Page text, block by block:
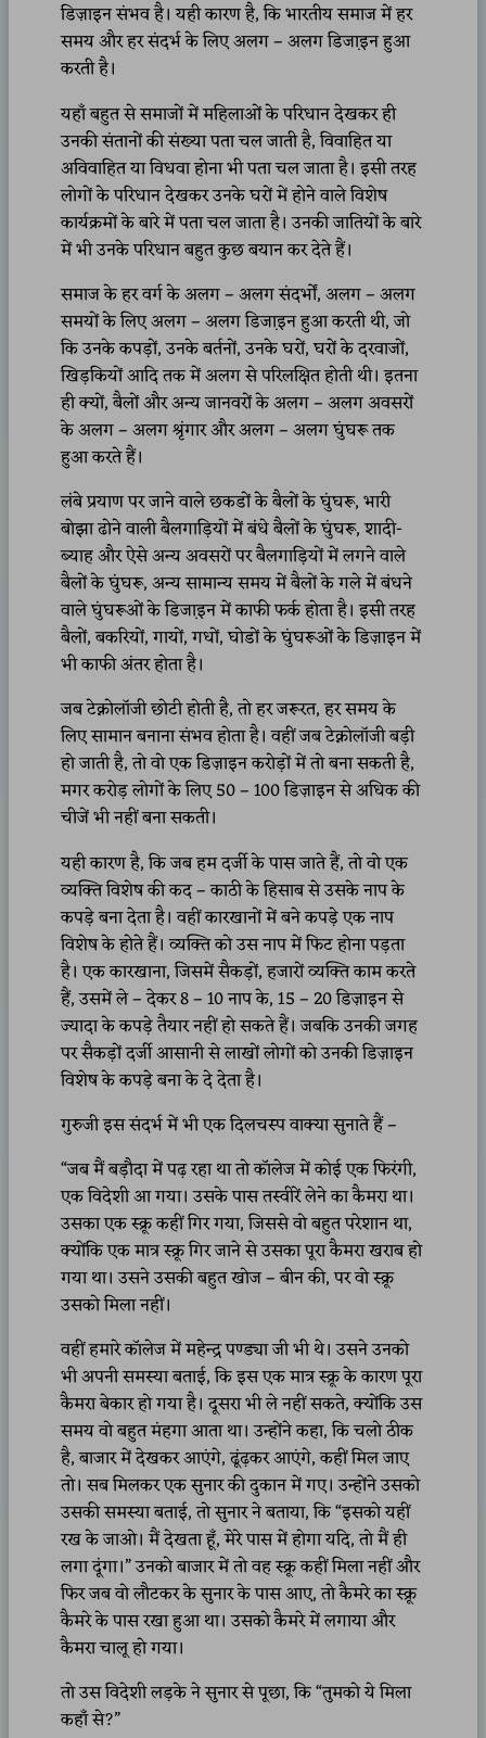
डिज़ाइन संभव है। यही कारण है, कि भारतीय समाज में हर
समय और हर संदर्भ के लिए अलग – अलग डिजा़इन हुआ
करती है।
यहाँ बहुत से समाजों में महिलाओं के परिधान देखकर ही
उनकी संतानों की संख्या पता चल जाती है, विवाहित या
अविवाहित या विधवा होना भी पता चल जाता है। इसी तरह
लोगों के परिधान देखकर उनके घरों में होने वाले विशेष
कार्यक्रमों के बारे में पता चल जाता है। उनकी जातियों के बारे
में भी उनके परिधान बहुत कुछ बयान कर देते हैं।
समाज के हर वर्ग के अलग – अलग संदर्भों, अलग – अलग
समयों के लिए अलग – अलग डिजा़इन हुआ करती थी, जो
कि उनके कपड़ों, उनके बर्तनों, उनके घरों, घरों के दरवाजों,
खिड़कियों आदि तक में अलग से परिलक्षित होती थी। इतना
ही क्यों, बैलों और अन्य जानवरों के अलग – अलग अवसरों
के अलग – अलग श्रृंगार और अलग – अलग घुंघरू तक
हुआ करते हैं।
लंबे प्रयाण पर जाने वाले छकडों के बैलों के घुंघरू, भारी
बोझा ढोने वाली बैलगाड़ियों में बंधे बैलों के घुंघरू, शादी-
ब्याह और ऐसे अन्य अवसरों पर बैलगाड़ियों में लगने वाले
बैलों के घुंघरू, अन्य सामान्य समय में बैलों के गले में बंधने
वाले घुंघरूओं के डिजा़इन में काफी फर्क होता है। इसी तरह
बैलों, बकरियों, गायों, गधों, घोडों के घुंघरूओं के डिज़ाइन में
भी काफी अंतर होता है।
जब टेक्नोलॉजी छोटी होती है, तो हर जरूरत, हर समय के
लिए सामान बनाना संभव होता है। वहीं जब टेक्नोलॉजी बड़ी
हो जाती है, तो वो एक डिज़ाइन करोड़ों में तो बना सकती है,
मगर करोड़ लोगों के लिए 50 – 100 डिज़ाइन से अधिक की
चीजें भी नहीं बना सकती।
यही कारण है, कि जब हम दर्जी के पास जाते हैं, तो वो एक
व्यक्ति विशेष की कद – काठी के हिसाब से उसके नाप के
कपड़े बना देता है। वहीं कारखानों में बने कपड़े एक नाप
विशेष के होते हैं। व्यक्ति को उस नाप में फिट होना पड़ता
है। एक कारखाना, जिसमें सैकड़ों, हजारों व्यक्ति काम करते
हैं, उसमें ले – देकर 8 – 10 नाप के, 15 – 20 डिज़ाइन से
ज्यादा के कपड़े तैयार नहीं हो सकते हैं। जबकि उनकी जगह
पर सैकड़ों दर्जी आसानी से लाखों लोगों को उनकी डिज़ाइन
विशेष के कपड़े बना के दे देता है।
गुरुजी इस संदर्भ में भी एक दिलचस्प वाक्या सुनाते हैं –
“जब मैं बड़ौदा में पढ़ रहा था तो कॉलेज में कोई एक फिरंगी,
एक विदेशी आ गया। उसके पास तस्वीरें लेने का कैमरा था।
उसका एक स्क्रू कहीं गिर गया, जिससे वो बहुत परेशान था,
क्योंकि एक मात्र स्क्रू गिर जाने से उसका पूरा कैमरा खराब हो
गया था। उसने उसकी बहुत खोज – बीन की, पर वो स्क्रू
उसको मिला नहीं।
वहीं हमारे कॉलेज में महेन्द्र पण्ड्या जी भी थे। उसने उनको
भी अपनी समस्या बताई, कि इस एक मात्र स्क्रू के कारण पूरा
कैमरा बेकार हो गया है। दूसरा भी ले नहीं सकते, क्योंकि उस
समय वो बहुत मंहगा आता था। उन्होंने कहा, कि चलो ठीक
है, बाजार में देखकर आएंगे, ढूंढ़कर आएंगे, कहीं मिल जाए
तो। सब मिलकर एक सुनार की दुकान में गए। उन्होंने उसको
उसकी समस्या बताई, तो सुनार ने बताया, कि “इसको यहीं
रख के जाओ। मैं देखता हूँ, मेरे पास में होगा यदि, तो मैं ही
लगा दूंगा।” उनको बाजार में तो वह स्क्रू कहीं मिला नहीं और
फिर जब वो लौटकर के सुनार के पास आए, तो कैमरे का स्क्रू
कैमरे के पास रखा हुआ था। उसको कैमरे में लगाया और
कैमरा चालू हो गया।
तो उस विदेशी लड़के ने सुनार से पूछा, कि “तुमको ये मिला
कहाँ से?”